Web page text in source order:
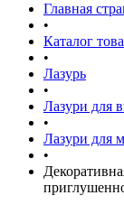
Главная
•
Каталог
•
Лазурь
•
Лазури для
•
Лазури для
•